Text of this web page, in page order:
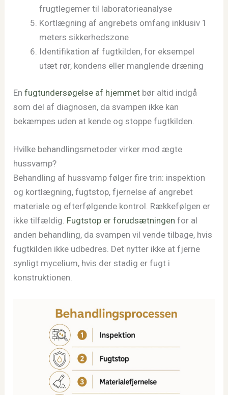
frugtlegemer til laboratorieanalyse
Kortlægning af angrebets omfang inklusiv 1
meters sikkerhedszone
Identifikation af fugtkilden, for eksempel
utæt rør, kondens eller manglende dræning
Enfugtundersøgelse af hjemmet bør altid indgå
som del af diagnosen, da svampen ikke kan
bekæmpes uden at kende og stoppe fugtkilden.
Hvilke behandlingsmetoder virker mod ægte
hussvamp?
Behandling af hussvamp følger fire trin: inspektion
og kortlægning, fugtstop, fjernelse af angrebet
materiale og efterfølgende kontrol. Rækkefølgen er
ikke tilfældig. Fugtstop er forudsætningen for al
anden behandling, da svampen vil vende tilbage, hvis
fugtkilden ikke udbedres. Det nytter ikke at fjerne
synligt mycelium, hvis der stadig er fugt i
konstruktionen.